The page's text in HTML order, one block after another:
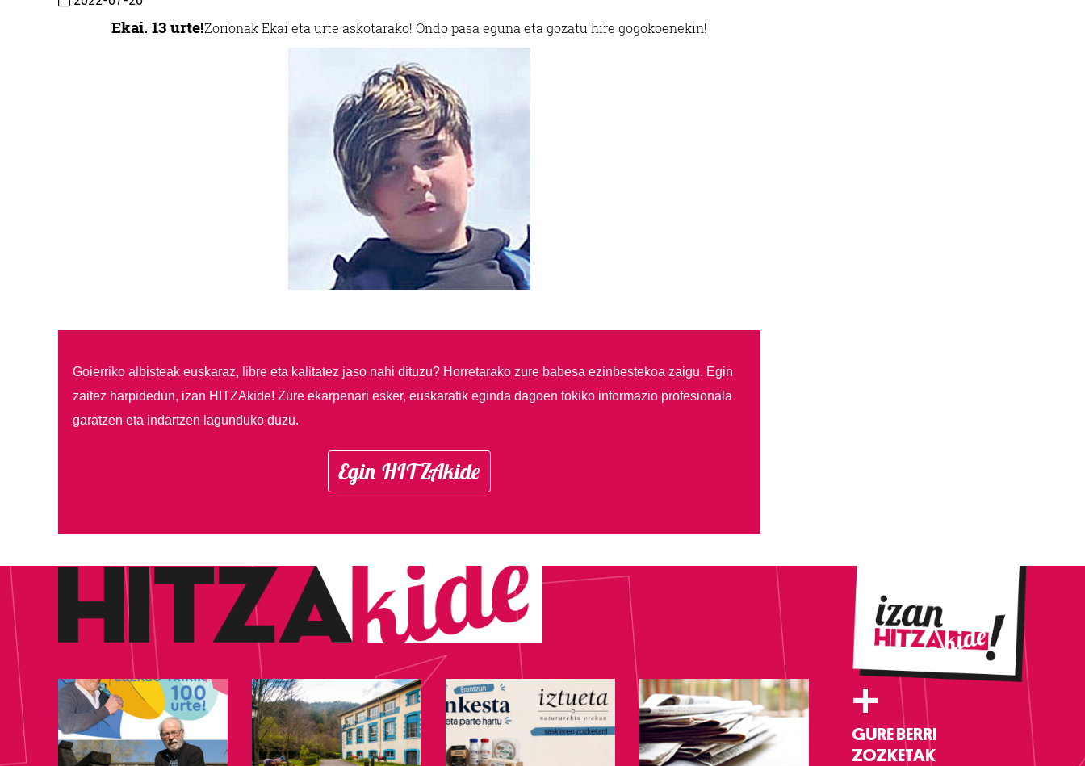
Ekai. 13 urte!Zorionak Ekai eta urte askotarako! Ondo pasa eguna eta gozatu hire gogokoenekin!
Goierriko albisteak euskaraz, libre eta kalitatez jaso nahi dituzu? Horretarako zure babesa ezinbestekoa zaigu. Egin
zaitez harpidedun, izan HITZAkide! Zure ekarpenari esker, euskaratik eginda dagoen tokiko informazio profesionala
garatzen eta indartzen lagunduko duzu.
Egin HITZAkide
+
GURE BERRI
ZOZKETAK